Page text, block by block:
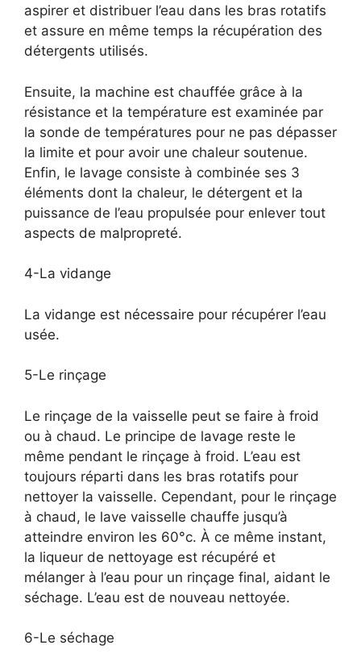
aspirer et distribuer l’eau dans les bras rotatifs
et assure en même temps la récupération des
détergents utilisés.
Ensuite, la machine est chauffée grâce à la
résistance et la température est examinée par
la sonde de températures pour ne pas dépasser
la limite et pour avoir une chaleur soutenue.
Enfin, le lavage consiste à combinée ses 3
éléments dont la chaleur, le détergent et la
puissance de l’eau propulsée pour enlever tout
aspects de malpropreté.
4-La vidange
La vidange est nécessaire pour récupérer l’eau
usée.
5-Le rinçage
Le rinçage de la vaisselle peut se faire à froid
ou à chaud. Le principe de lavage reste le
même pendant le rinçage à froid. L’eau est
toujours réparti dans les bras rotatifs pour
nettoyer la vaisselle. Cependant, pour le rinçage
à chaud, le lave vaisselle chauffe jusqu’à
atteindre environ les 60°c. À ce même instant,
la liqueur de nettoyage est récupéré et
mélanger à l’eau pour un rinçage final, aidant le
séchage. L’eau est de nouveau nettoyée.
6-Le séchage